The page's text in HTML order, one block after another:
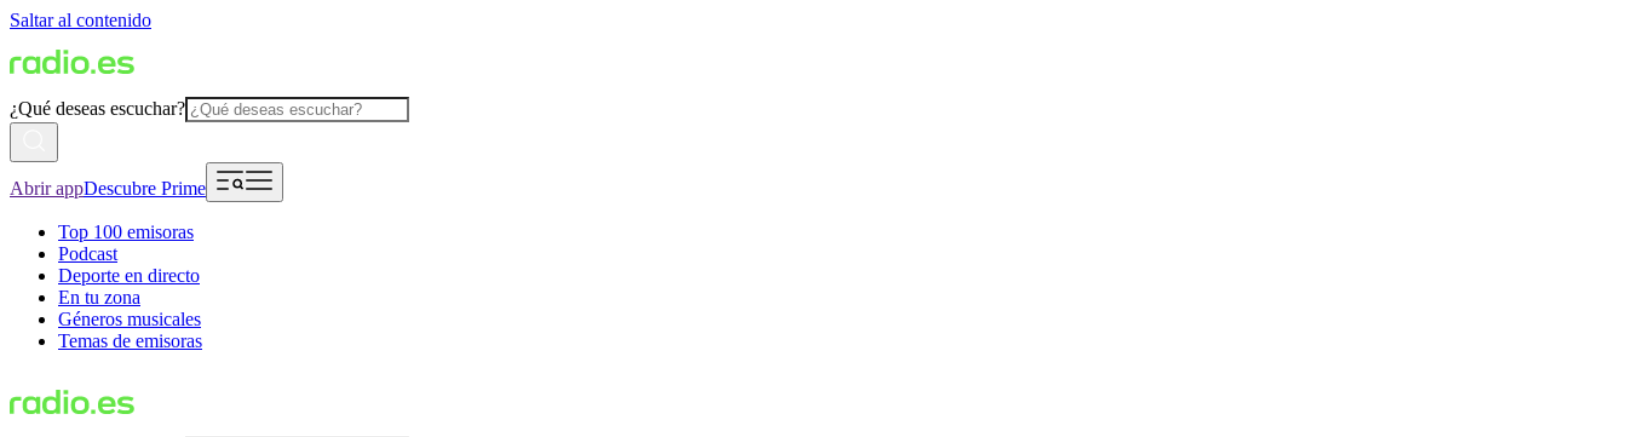
Saltar al contenido
¿Qué deseas escuchar?
Abrir appDescubre Prime
Top 100 emisoras
Podcast
Deporte en directo
En tu zona
Géneros musicales
Temas de emisoras